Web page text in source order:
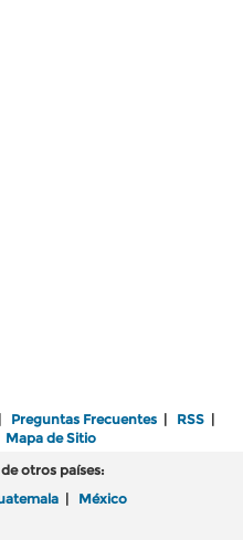
| Preguntas Frecuentes | RSS |
Mapa de Sitio
otros países:
| México